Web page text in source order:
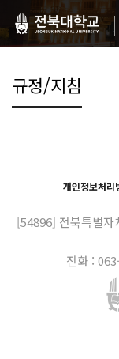
규정/지침
개인정보처리
[54896] 전북특별자
전화 :